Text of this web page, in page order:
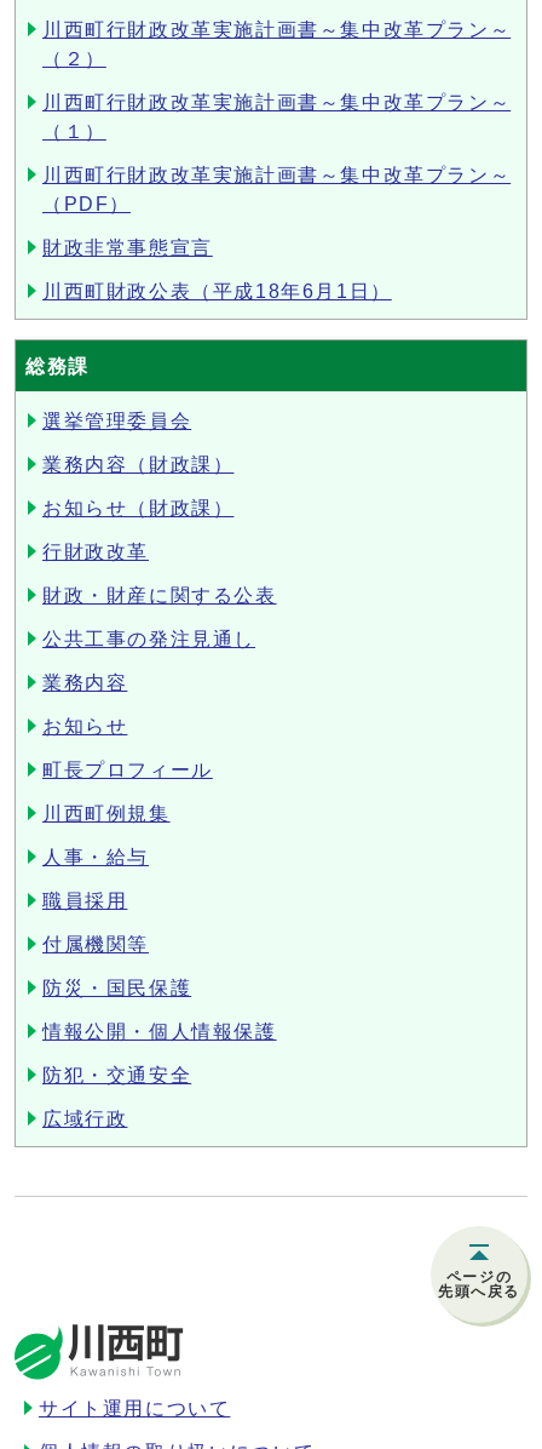
川西町行財政改革実施計画書～集中改革プラン～
（２）
川西町行財政改革実施計画書～集中改革プラン～
（１）
川西町行財政改革実施計画書～集中改革プラン～
（PDF）
財政非常事態宣言
川西町財政公表（平成18年6月1日）
総務課
選挙管理委員会
業務内容（財政課）
お知らせ（財政課）
行財政改革
財政・財産に関する公表
公共工事の発注見通し
業務内容
お知らせ
町長プロフィール
川西町例規集
人事・給与
職員採用
付属機関等
防災・国民保護
情報公開・個人情報保護
防犯・交通安全
広域行政
ページの
先頭へ戻る
サイト運用について